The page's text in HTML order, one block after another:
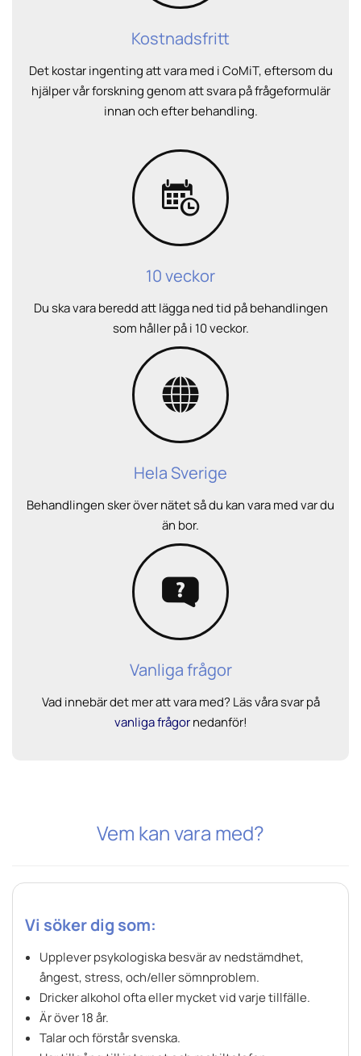
Kostnadsfritt
Det kostar ingenting att vara med i CoMiT, eftersom du
hjälper vår forskning genom att svara på frågeformulär
innan och efter behandling.
10 veckor
Du ska vara beredd att lägga ned tid på behandlingen
som håller på i 10 veckor.
Hela Sverige
Behandlingen sker över nätet så du kan vara med var du
än bor.
Vanliga frågor
Vad innebär det mer att vara med? Läs våra svar på
vanliga frågornedanför!
Vem kan vara med?
Vi söker dig som:
Upplever psykologiska besvär av nedstämdhet,
ångest, stress, och/eller sömnproblem.
Dricker alkohol ofta eller mycket vid varje tillfälle.
Är över 18 år.
Talar och förstår svenska.